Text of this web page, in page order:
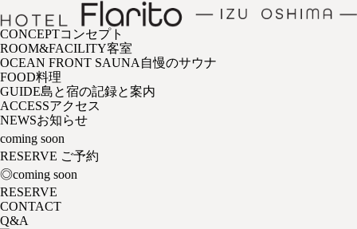
CONCEPTコンセプト
ROOM&FACILITY客室
OCEAN FRONT SAUNA自慢のサウナ
FOOD料理
GUIDE島と宿の記録と案内
ACCESSアクセス
NEWSお知らせ
coming soon
RESERVE ご予約
◎coming soon
RESERVE
CONTACT
Q&A